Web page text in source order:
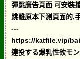
彈跳廣告頁面 可安裝
跳離原本下測頁面的,
---
https://katfile.vip/
連投する爆乳性欲モ